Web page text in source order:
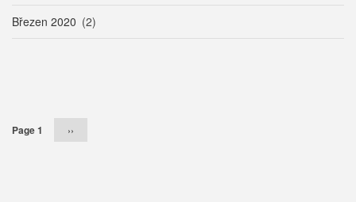
Březen 2020 (2)
Page 1 Následující
››